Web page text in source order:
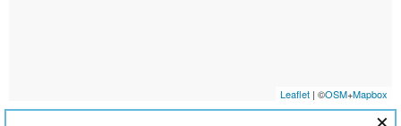
Leaflet | ©OSM+Mapbox